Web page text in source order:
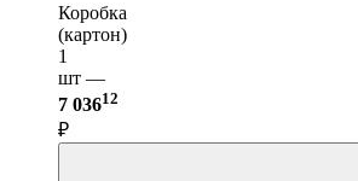
Коробка
(картон)
1
шт —
7 03612
₽